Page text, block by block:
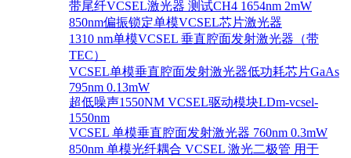
带尾纤VCSEL激光器 测试CH4 1654nm 2mW
850nm偏振锁定单模VCSEL芯片激光器
1310 nm单模VCSEL 垂直腔面发射激光器（带
TEC）
VCSEL单模垂直腔面发射激光器低功耗芯片GaAs
795nm 0.13mW
超低噪声1550NM VCSEL驱动模块LDm-vcsel-
1550nm
VCSEL 单模垂直腔面发射激光器 760nm 0.3mW
850nm 单模光纤耦合 VCSEL 激光二极管 用于